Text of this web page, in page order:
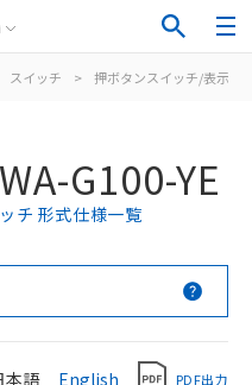
スイッチ > 押ボタンスイッチ/表示灯
G100-YE
チ 形式仕様一覧
本語 English PDF出力